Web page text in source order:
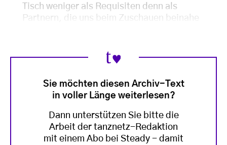
Tisch weniger als Requisiten denn als
Partnern, die uns beim Zuschauen beinahe
Sie möchten diesen Archiv-Text
in voller Länge weiterlesen?
Dann unterstützen Sie bitte die
Arbeit der tanznetz-Redaktion
mit einem Abo bei Steady - damit